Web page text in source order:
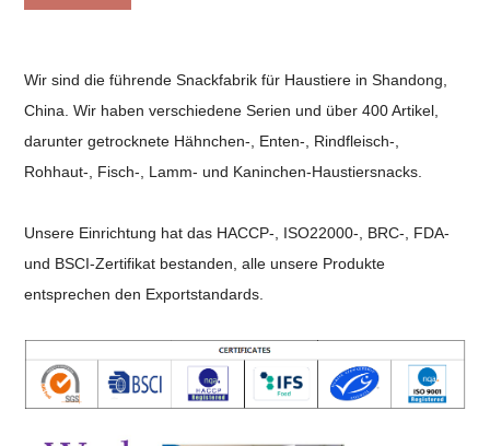
Wir sind die führende Snackfabrik für Haustiere in Shandong,
China. Wir haben verschiedene Serien und über 400 Artikel,
darunter getrocknete Hähnchen-, Enten-, Rindfleisch-,
Rohhaut-, Fisch-, Lamm- und Kaninchen-Haustiersnacks.
Unsere Einrichtung hat das HACCP-, ISO22000-, BRC-, FDA-
und BSCI-Zertifikat bestanden, alle unsere Produkte
entsprechen den Exportstandards.